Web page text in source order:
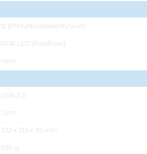
12 (FN funkcióbillentyűvel)
RGB LED (Rainbow)
nem
USB 2.0
1,5 m
352 x 135 x 35 mm
650 g